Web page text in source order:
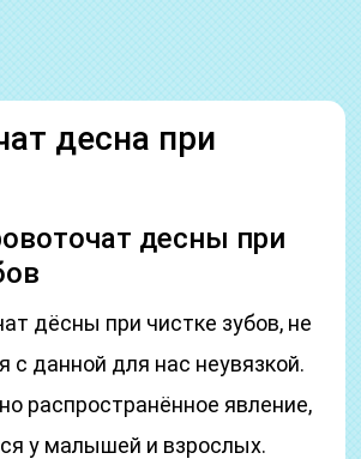
десна при
десны при
дёсны при чистке зубов, не
с данной для нас неувязкой.
распространённое явление,
у малышей и взрослых.